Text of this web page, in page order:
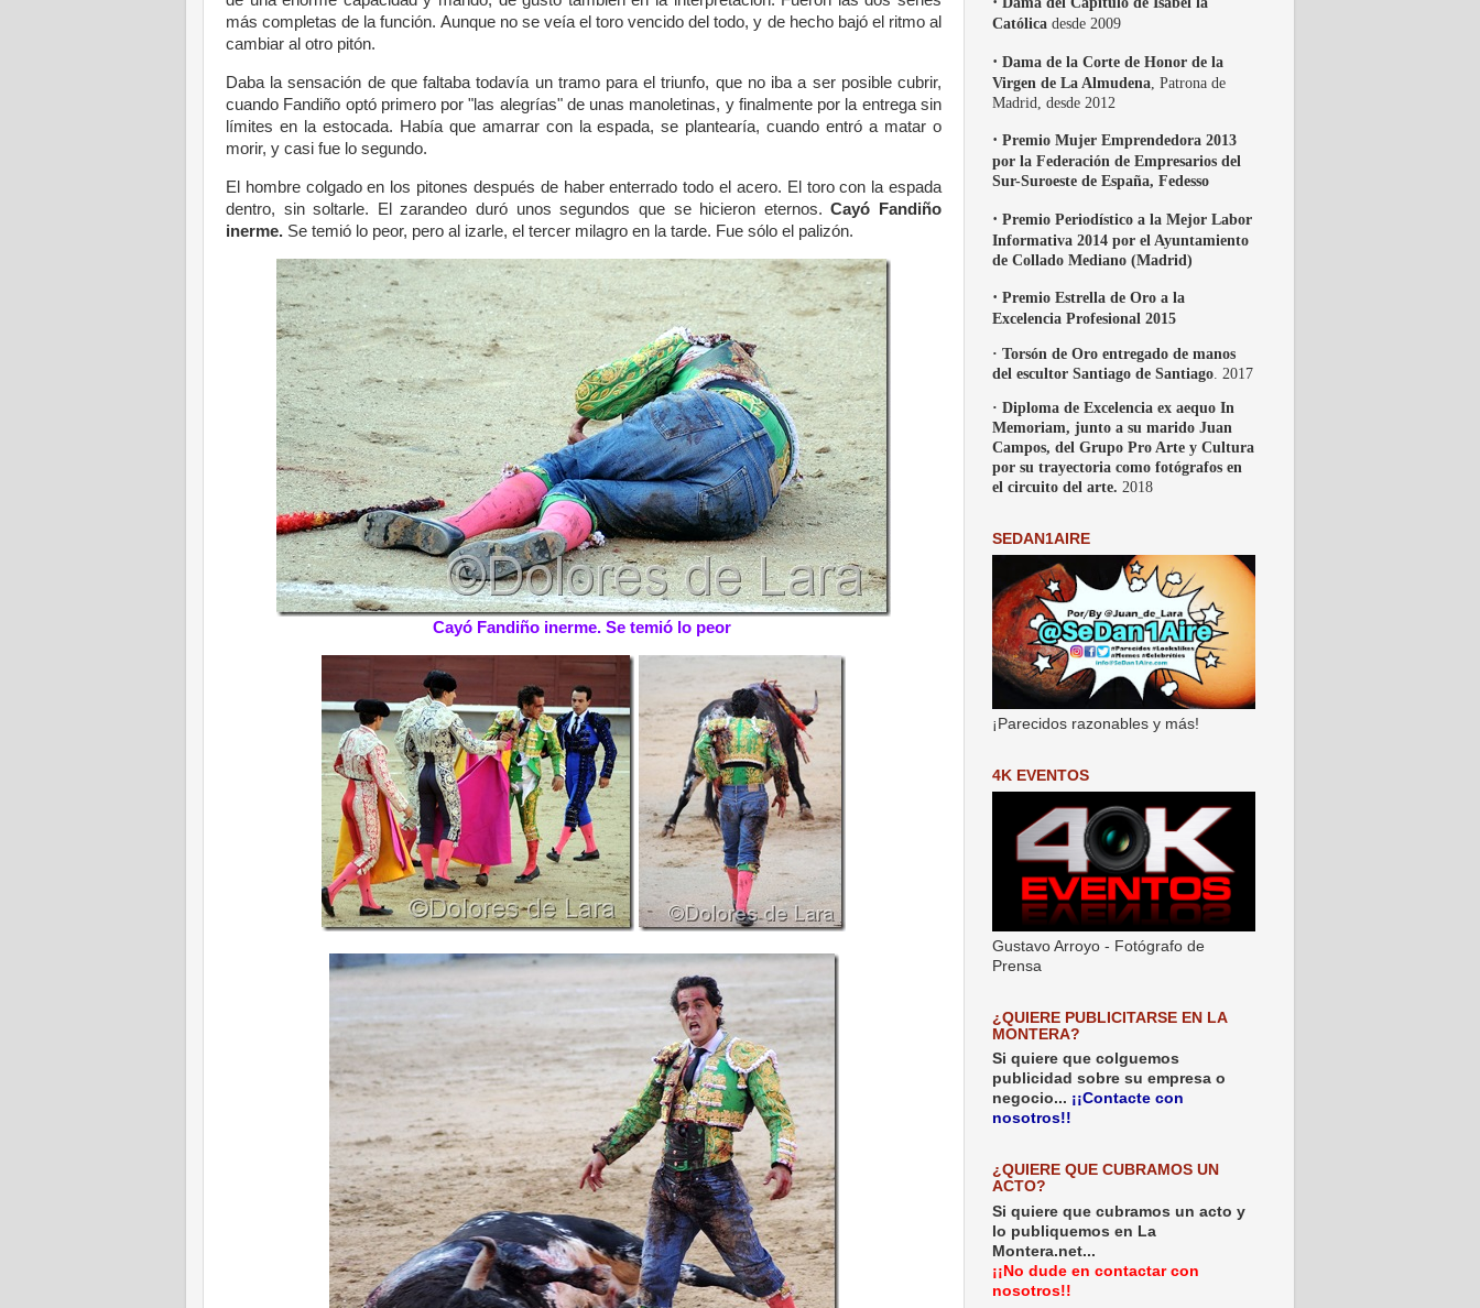
más completas de la función. Aunque no se veía el toro vencido del todo, y de hecho bajó el ritmo al
cambiar al otro pitón.
Daba la sensación de que faltaba todavía un tramo para el triunfo, que no iba a ser posible cubrir,
cuando Fandiño optó primero por "las alegrías" de unas manoletinas, y finalmente por la entrega sin
límites en la estocada. Había que amarrar con la espada, se plantearía, cuando entró a matar o
morir, y casi fue lo segundo.
El hombre colgado en los pitones después de haber enterrado todo el acero. El toro con la espada
dentro, sin soltarle. El zarandeo duró unos segundos que se hicieron eternos.Cayó Fandiño
inerme. Se temió lo peor, pero al izarle, el tercer milagro en la tarde. Fue sólo el palizón.
Cayó Fandiño inerme. Se temió lo peor
Católica desde 2009
· Dama de la Corte de Honor de la
Virgen de La Almudena , Patrona de
Madrid, desde 2012
· Premio Mujer Emprendedora 2013
por la Federación de Empresarios del
Sur-Suroeste de España, Fedesso
· Premio Periodístico a la Mejor Labor
Informativa 2014 por el Ayuntamiento
de Collado Mediano (Madrid)
· Premio Estrella de Oro a la
Excelencia Profesional 2015
· Torsón de Oro entregado de manos
del escultor Santiago de Santiago . 2017
· Diploma de Excelencia ex aequo In
Memoriam, junto a su marido Juan
Campos, del Grupo Pro Arte y Cultura
por su trayectoria como fotógrafos en
el circuito del arte. 2018
SEDAN1AIRE
¡Parecidos razonables y más!
4K EVENTOS
Gustavo Arroyo - Fotógrafo de
Prensa
¿QUIERE PUBLICITARSE EN LA
MONTERA?
Si quiere que colguemos
publicidad sobre su empresa o
negocio... ¡¡Contacte con
nosotros!!
¿QUIERE QUE CUBRAMOS UN
ACTO?
Si quiere que cubramos un acto y
lo publiquemos en La
Montera.net...
¡¡No dude en contactar con
nosotros!!